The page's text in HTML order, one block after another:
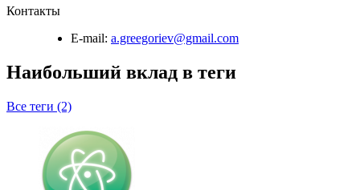
Контакты
E-mail: a.greegoriev@gmail.com
Наибольший вклад в теги
Все теги (2)